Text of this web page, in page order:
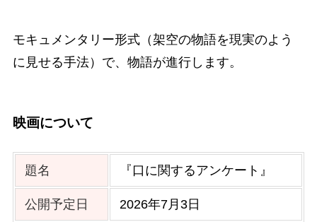
モキュメンタリー形式（架空の物語を現実のよう
に見せる手法）で、物語が進行します。
映画について
題名 『口に関するアンケート』
公開予定日 2026年7月3日